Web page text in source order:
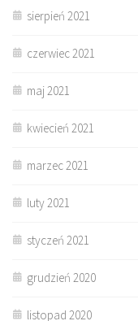
sierpień 2021
czerwiec 2021
maj 2021
kwiecień 2021
marzec 2021
luty 2021
styczeń 2021
grudzień 2020
listopad 2020